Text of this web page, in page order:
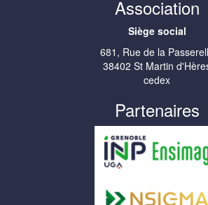
Association
Siège social
681, Rue de la
38402 St Martin
cedex
Partenaires